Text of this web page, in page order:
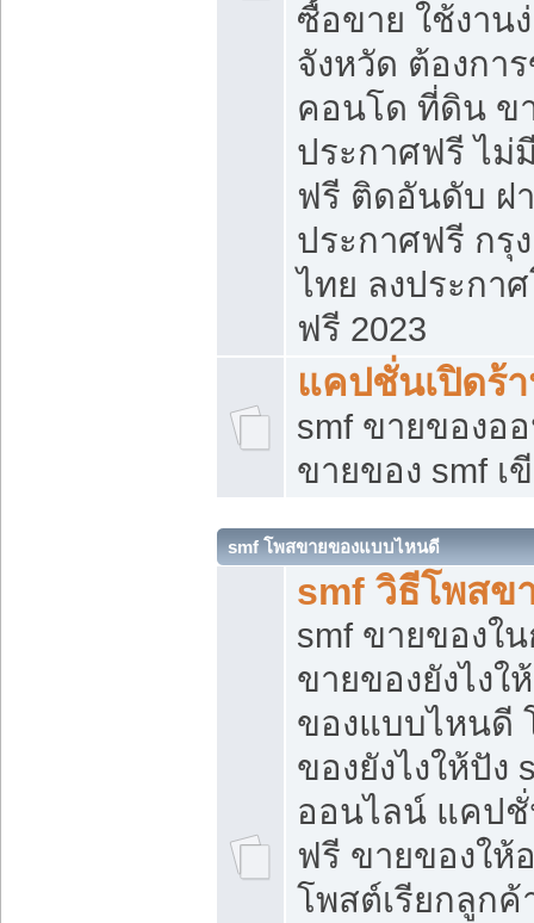
ซื้อขาย ใช้งาน
จังหวัด ต้องกา
คอนโด ที่ดิน ข
ประกาศฟรี ไม่
ฟรี ติดอันดับ ฝ
ประกาศฟรี กรุ
ไทย ลงประกา
ฟรี 2023
แคปชั่นเปิดร้
smf ขายของอ
ขายของ smf เ
smf โพสขายของแบบไหนดี
smf วิธีโพสข
smf ขายของใ
ขายของยังไง
ของแบบไหนดี
ของยังไงให้ปั
ออนไลน์ แคป
ฟรี ขายของให้
โพสต์เรียกลูกค้